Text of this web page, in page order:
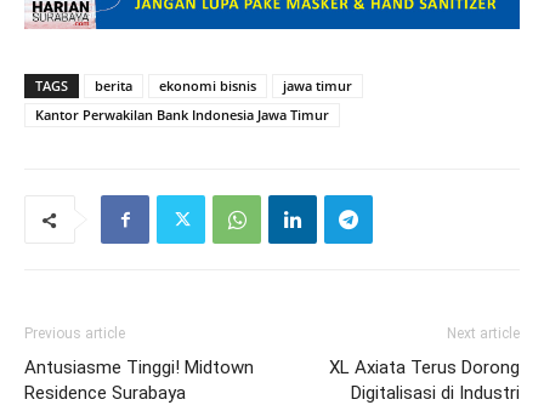
TAGS berita ekonomi bisnis
jawa timur
Kantor Perwakilan Bank Indonesia Jawa Timur
Previous article
Antusiasme Tinggi! Midtown
Residence Surabaya
Next article
XL Axiata Terus Dorong
Digitalisasi di Industri